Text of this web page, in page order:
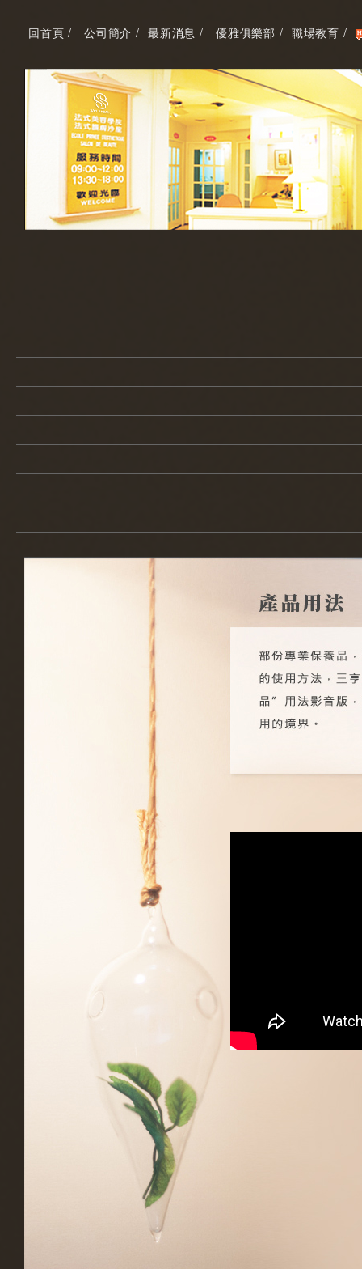
回首頁 / 公司簡介 / 最新消息 / 優雅俱樂部 / 職場教育 /